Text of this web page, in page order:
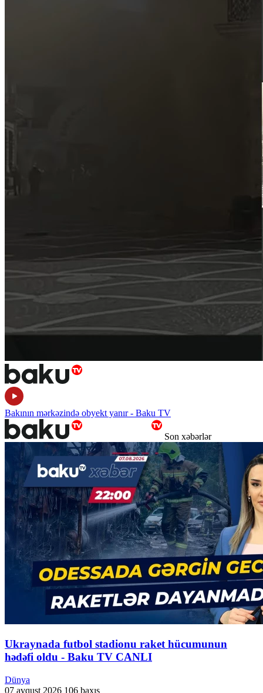
Bakının mərkəzində obyekt yanır - Baku TV
Son xəbərlər
Ukraynada futbol stadionu raket hücumunun
hədəfi oldu - Baku TV CANLI
Dünya
07 avqust 2026 106 baxış